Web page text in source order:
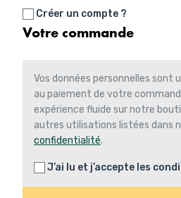
Créer un compte ?
Votre commande
Vos données personnelles sont
au paiement de votre
expérience fluide sur notre
autres utilisations listées dans
confidentialité.
J’ai lu et j’accepte les